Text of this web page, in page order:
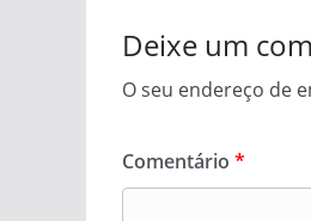
Deixe um
O seu endereço de
Comentário *